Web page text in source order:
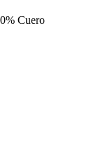
Cuero